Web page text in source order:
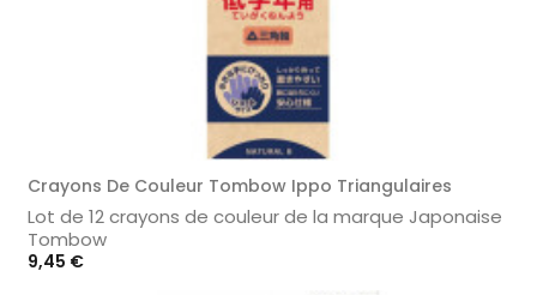
Crayons De Couleur Tombow Ippo Triangulaires
Lot de 12 crayons de couleur de la marque Japonaise
Tombow
Prix
9,45 €